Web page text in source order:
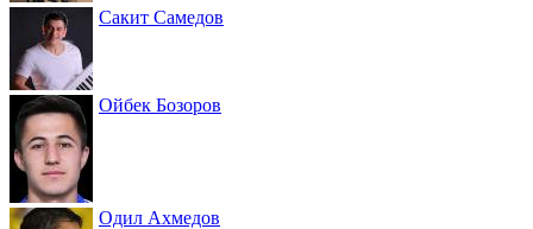
Сакит Самедов
Ойбек Бозоров
Одил Ахмедов